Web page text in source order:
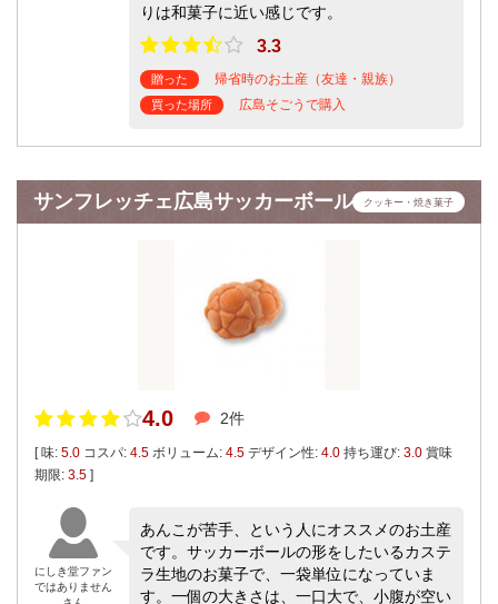
りは和菓子に近い感じです。
3.3
贈った 帰省時のお土産（友達・親族）
買った場所 広島そごうで購入
サンフレッチェ広島サッカーボール クッキー・焼き菓子
4.0 2件
[ 味: 5.0 コスパ: 4.5 ボリューム: 4.5 デザイン性: 4.0 持ち運び: 3.0 賞味
期限: 3.5 ]
にしき堂ファン
ではありません
あんこが苦手、という人にオススメのお土産
です。サッカーボールの形をしたいるカステ
ラ生地のお菓子で、一袋単位になっていま
す。一個の大きさは、一口大で、小腹が空い